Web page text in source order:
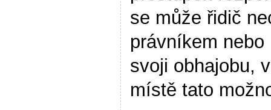
se může řidič
právníkem
svoji obhajobu,
místě tato